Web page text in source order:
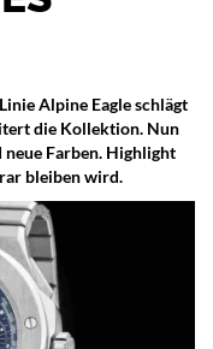
Alpine Eagle schlägt
die Kollektion. Nun
neue Farben. Highlight
bleiben wird.